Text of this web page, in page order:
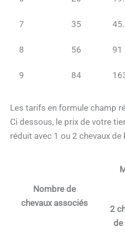
7 35
8 56 91
9 84
Les tarifs en formule champ
Ci dessous, le prix de votre
réduit avec 1 ou 2 chevaux de
Nombre de
chevaux associés
2
de